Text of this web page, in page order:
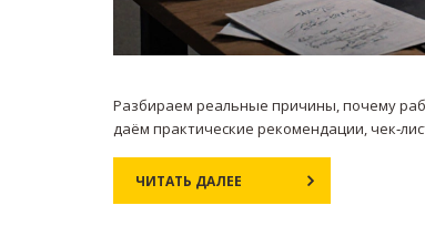
Разбираем реальные причины, почему
даём практические рекомендации,
ЧИТАТЬ ДАЛЕЕ